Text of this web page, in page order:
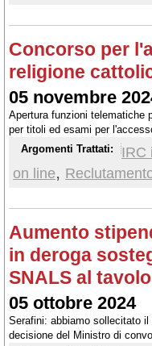
Concorso per
religione
05 novembre
Apertura funzioni telematiche
per titoli ed esami per
Argomenti Trattati:
IRC
on line,
Aumento
in deroga
SNALS al
05 ottobre 2024
Serafini: abbiamo sollecitato
decisione del Ministro di